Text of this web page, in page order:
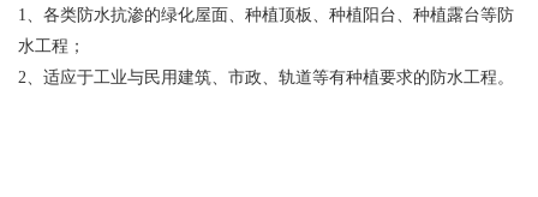
1、各类防水抗渗的绿化屋面、种植顶板、种植阳台、种植露台等防
水工程；
2、适应于工业与民用建筑、市政、轨道等有种植要求的防水工程。